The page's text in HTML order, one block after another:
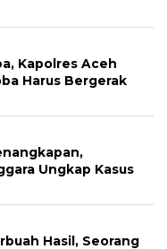
Kapolres Aceh
Harus Bergerak
Ungkap Kasus
Hasil, Seorang